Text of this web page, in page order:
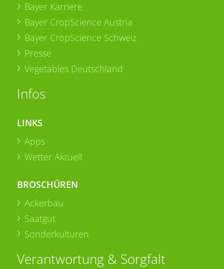
Bayer Karriere
Bayer CropScience Austria
Bayer CropScience Schweiz
Presse
Vegetables Deutschland
Infos
LINKS
Apps
Wetter Aktuell
BROSCHÜREN
Ackerbau
Saatgut
Sonderkulturen
Verantwortung & Sorgfalt